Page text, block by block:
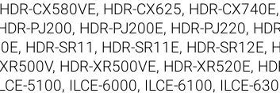
HDR-CX580VE, HDR-CX625, HDR-CX740E,
PJ200, HDR-PJ200E, HDR-PJ220,
, HDR-SR11 , HDR-SR11E, HDR-SR12E,
, HDR-XR500VE, HDR-XR520E,
5100, ILCE-6000, ILCE-6100, ILCE-